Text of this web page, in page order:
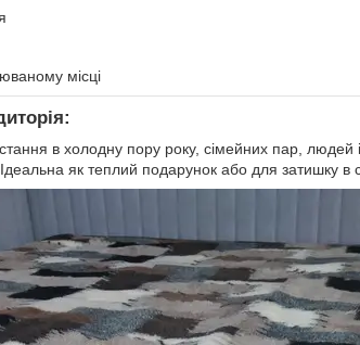
місці
в холодну пору року, сімейних пар, людей
як теплий подарунок або для затишку в